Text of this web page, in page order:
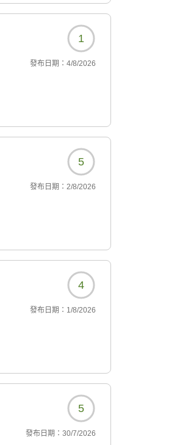
1
發布日期： 4/8/2026
5
發布日期： 2/8/2026
4
發布日期： 1/8/2026
5
發布日期： 30/7/2026